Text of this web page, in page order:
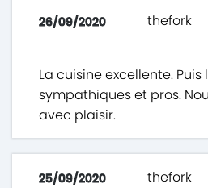
26/09/2020 thefork
La cuisine excellente.
sympathiques et pros.
avec plaisir.
25/09/2020 thefork